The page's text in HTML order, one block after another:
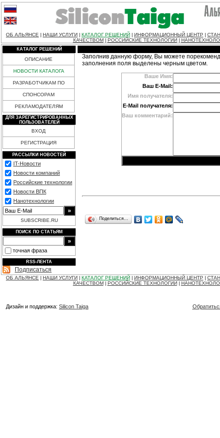
ОБ АЛЬЯНСЕ НАШИ УСЛУГИ КАТАЛОГ РЕШЕНИЙ ИНФОРМАЦИОННЫЙ ЦЕНТР
КАЧЕСТВОМ
РОССИЙСКИЕ ТЕХНОЛОГИИ
КАТАЛОГ РЕШЕНИЙ
ОПИСАНИЕ
НОВОСТИ КАТАЛОГА
РАЗРАБОТЧИКАМ ПО
СПОНСОРАМ
РЕКЛАМОДАТЕЛЯМ
ДЛЯ ЗАРЕГИСТРИРОВАННЫХ
ПОЛЬЗОВАТЕЛЕЙ
ВХОД
РЕГИСТРАЦИЯ
РАССЫЛКИ НОВОСТЕЙ
IT-Новости
Новости компаний
Российские технологии
Новости ВПК
Нанотехнологии
SUBSCRIBE.RU
ПОИСК ПО СТАТЬЯМ
точная фраза
RSS-ЛЕНТА
Подписаться
Заполнив данную форму, Вы можете
заполнения поля выделены черным цветом.
Ваше Имя:
Ваш E-Mail:
Имя получателя:
E-Mail получателя:
Ваш комментарий:
Поделиться…
ОБ АЛЬЯНСЕ НАШИ УСЛУГИ КАТАЛОГ РЕШЕНИЙ ИНФОРМАЦИОННЫЙ ЦЕНТР
КАЧЕСТВОМ
РОССИЙСКИЕ ТЕХНОЛОГИИ
Дизайн и поддержка: Silicon Taiga